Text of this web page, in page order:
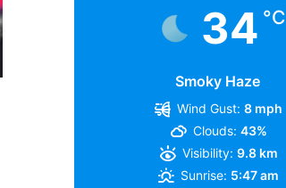
34 °C
Smoky Haze
Wind Gust: 8 mph
Clouds: 43%
Visibility: 9.8 km
Sunrise: 5:47 am